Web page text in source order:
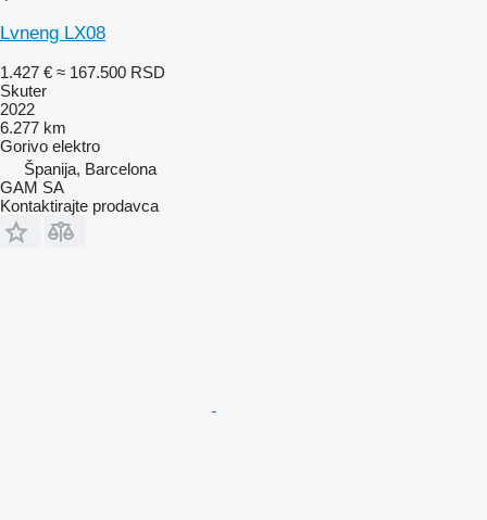
Lvneng LX08
1.427 € ≈ 167.500 RSD
Skuter
2022
6.277 km
Gorivo elektro
Španija, Barcelona
GAM SA
Kontaktirajte prodavca